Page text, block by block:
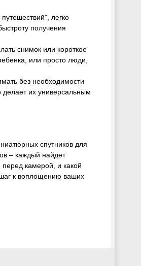
легко
получения
снимок или короткое
или просто люди,
без необходимости
их универсальным
спутников для
– каждый найдет
перед камерой, и какой
к воплощению ваших